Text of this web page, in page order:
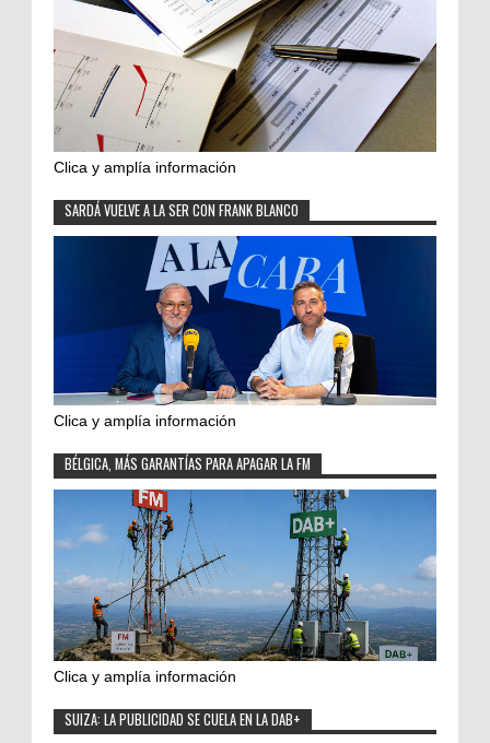
Clica y amplía información
SARDÁ VUELVE A LA SER CON FRANK BLANCO
Clica y amplía información
BÉLGICA, MÁS GARANTÍAS PARA APAGAR LA FM
Clica y amplía información
SUIZA: LA PUBLICIDAD SE CUELA EN LA DAB+